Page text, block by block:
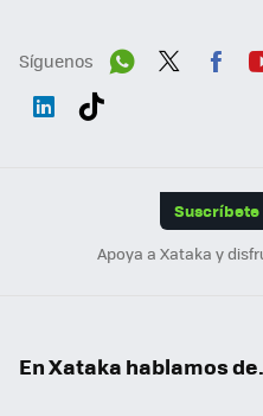
Síguenos
Suscríbete
Apoya a Xataka y
En Xataka hablamos